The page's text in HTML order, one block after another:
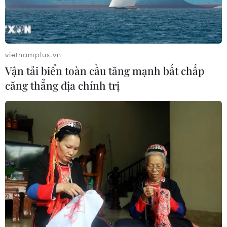
ASEAN Cup 2026: "Chìa khóa" giúp
tuyển Việt Nam quật ngã Indonesia
04/08/2026 03:05
ASEAN Cup 2026: Đội tuyển Việt
Nam tạo "cơn địa chấn" trên truyền
thông khu vực
04/08/2026 02:45
Báo chí Đông Nam Á "dậy
sóng" vì tuyển Việt Nam, chỉ ra lý do
Indonesia thua đau
04/08/2026 02:32
vietnamplus.vn
Vận tải biển toàn cầu tăng mạnh bất chấp
căng thẳng địa chính trị